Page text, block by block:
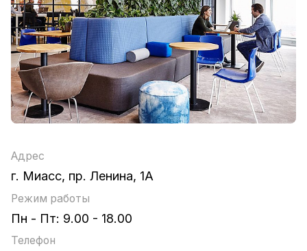
Адрес
г. Миасс, пр. Ленина, 1А
Режим работы
Пн - Пт: 9.00 - 18.00
Телефон